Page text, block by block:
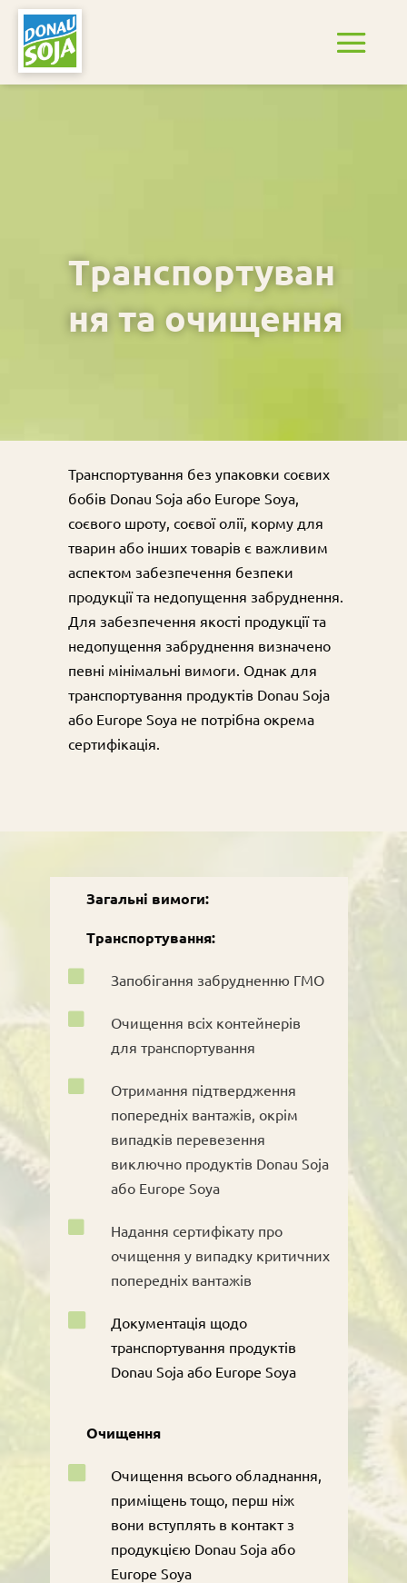
Транспортуван
ня та очищення
Транспортування без упаковки соєвих
бобів Donau Soja або Europe Soya,
соєвого шроту, соєвої олії, корму для
тварин або інших товарів є важливим
аспектом забезпечення безпеки
продукції та недопущення забруднення.
Для забезпечення якості продукції та
недопущення забруднення визначено
певні мінімальні вимоги. Однак для
транспортування продуктів Donau Soja
або Europe Soya не потрібна окрема
сертифікація.
Загальні вимоги:
Транспортування:
Запобігання забрудненню ГМО
Очищення всіх контейнерів
для транспортування
Отримання підтвердження
попередніх вантажів, окрім
випадків перевезення
виключно продуктів Donau Soja
або Europe Soya
Надання сертифікату про
очищення у випадку критичних
попередніх вантажів
Документація щодо
транспортування продуктів
Donau Soja або Europe Soya
Очищення
Очищення всього обладнання,
приміщень тощо, перш ніж
вони вступлять в контакт з
продукцією Donau Soja або
Europe Soya